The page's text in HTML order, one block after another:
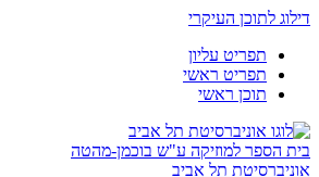
דילוג לתוכן העיקרי
תפריט עליון
תפריט ראשי
תוכן ראשי
בית הספר למוזיקה ע"ש בוכמן-מהטה
אוניברסיטת תל אביב